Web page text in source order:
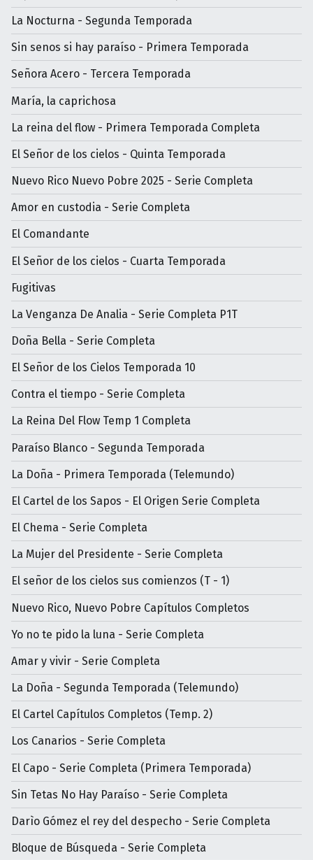
La Nocturna - Segunda Temporada
Sin senos si hay paraíso - Primera Temporada
Señora Acero - Tercera Temporada
María, la caprichosa
La reina del flow - Primera Temporada Completa
El Señor de los cielos - Quinta Temporada
Nuevo Rico Nuevo Pobre 2025 - Serie Completa
Amor en custodia - Serie Completa
El Comandante
El Señor de los cielos - Cuarta Temporada
Fugitivas
La Venganza De Analia - Serie Completa P1T
Doña Bella - Serie Completa
El Señor de los Cielos Temporada 10
Contra el tiempo - Serie Completa
La Reina Del Flow Temp 1 Completa
Paraíso Blanco - Segunda Temporada
La Doña - Primera Temporada (Telemundo)
El Cartel de los Sapos - El Origen Serie Completa
El Chema - Serie Completa
La Mujer del Presidente - Serie Completa
El señor de los cielos sus comienzos (T - 1)
Nuevo Rico, Nuevo Pobre Capítulos Completos
Yo no te pido la luna - Serie Completa
Amar y vivir - Serie Completa
La Doña - Segunda Temporada (Telemundo)
El Cartel Capítulos Completos (Temp. 2)
Los Canarios - Serie Completa
El Capo - Serie Completa (Primera Temporada)
Sin Tetas No Hay Paraíso - Serie Completa
Darìo Gómez el rey del despecho - Serie Completa
Bloque de Búsqueda - Serie Completa